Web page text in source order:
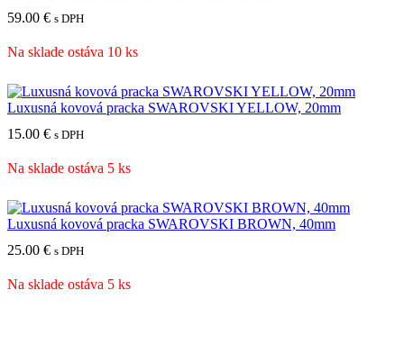
59.00 € s DPH
Na sklade ostáva 10 ks
Luxusná kovová pracka SWAROVSKI YELLOW, 20mm
15.00 € s DPH
Na sklade ostáva 5 ks
Luxusná kovová pracka SWAROVSKI BROWN, 40mm
25.00 € s DPH
Na sklade ostáva 5 ks